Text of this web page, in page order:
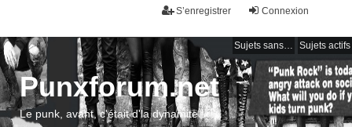
Connexion
S’enregistrer
Sujets sans réponse Sujets actifs
Punxforum.net
Le punk, avant, c'était d'la dynamite !